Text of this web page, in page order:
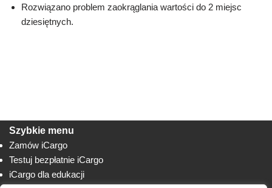
Rozwiązano problem zaokrąglania wartości do 2 miejsc
dziesiętnych.
Szybkie menu
Zamów iCargo
Testuj bezpłatnie iCargo
iCargo dla edukacji